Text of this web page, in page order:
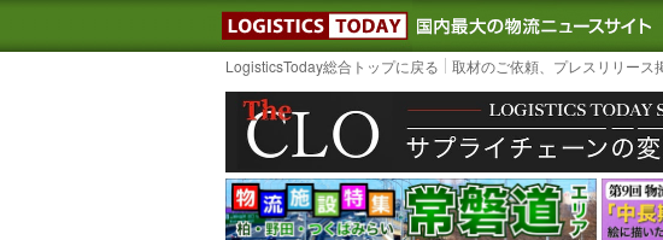
LOGISTICS TODAY｜国内
LogisticsToday総合トップに戻る 取材のご依頼、プレスリリース